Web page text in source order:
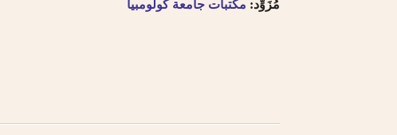
مُزَوِّد: مكتبات جامعة كولومبيا